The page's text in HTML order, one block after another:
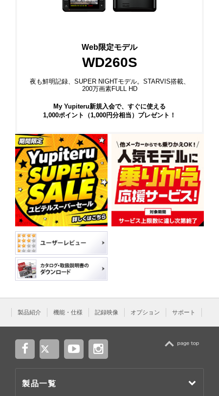
Web限定モデル
WD260S
夜も鮮明記録、SUPER NIGHTモデル。STARVIS搭載、
200万画素FULL HD
My Yupiteru新規入会で、すぐに使える
1,000ポイント（1,000円分相当）プレゼント！
製品紹介 機能・仕様 記録映像 オプション サポート
製品一覧